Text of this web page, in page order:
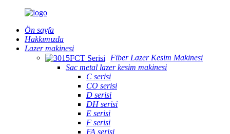
Ön sayfa
Hakkımızda
Lazer makinesi
Fiber Lazer Kesim Makinesi
Sac metal lazer kesim makinesi
C serisi
CO serisi
D serisi
DH serisi
E serisi
F serisi
FA serisi